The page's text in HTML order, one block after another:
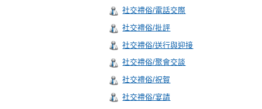
社交禮俗/電話交際
社交禮俗/批評
社交禮俗/送行與迎接
社交禮俗/聚會交談
社交禮俗/祝賀
社交禮俗/宴請